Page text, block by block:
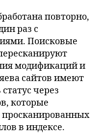
повторно,
раз с
Поисковые
модификаций и
сайтов имеют
через
которые
в индексе.